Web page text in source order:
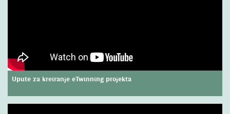
Upute za kreiranje eTwinning projekta